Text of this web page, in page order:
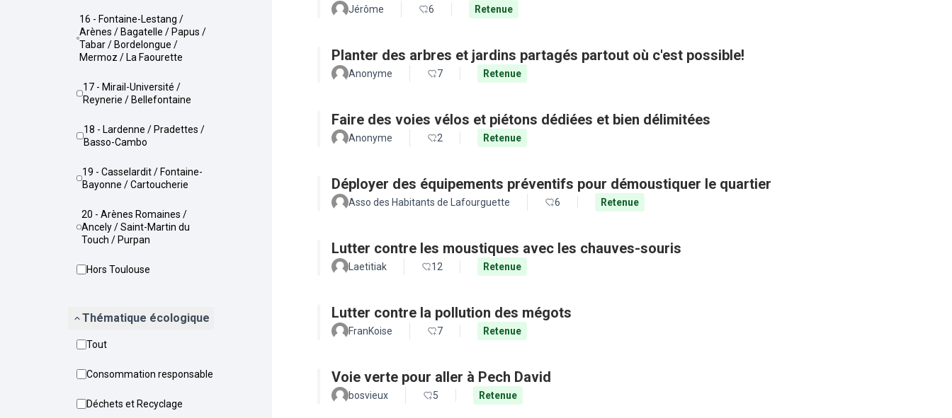
16 - Fontaine-Lestang /
Arènes / Bagatelle / Papus /
Tabar / Bordelongue /
Mermoz / La Faourette
17 - Mirail-Université /
Reynerie / Bellefontaine
18 - Lardenne / Pradettes /
Basso-Cambo
19 - Casselardit / Fontaine-
Bayonne / Cartoucherie
20 - Arènes Romaines /
Ancely / Saint-Martin du
Touch / Purpan
Hors Toulouse
Thématique écologique
Tout
Consommation responsable
Déchets et Recyclage
Jérôme 6 Retenue
Planter des arbres et jardins partagés partout où c'est possible!
Anonyme 7 Retenue
Faire des voies vélos et piétons dédiées et bien délimitées
Anonyme 2 Retenue
Déployer des équipements préventifs pour démoustiquer le quartier
Asso des Habitants de Lafourguette 6 Retenue
Lutter contre les moustiques avec les chauves-souris
Laetitiak 12 Retenue
Lutter contre la pollution des mégots
FranKoise 7 Retenue
Voie verte pour aller à Pech David
bosvieux 5 Retenue